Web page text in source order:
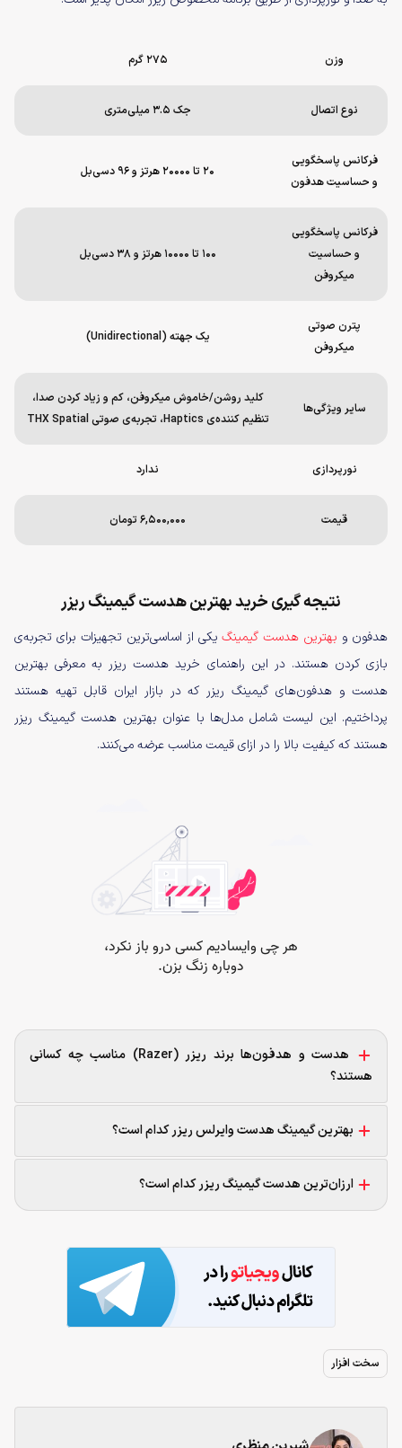
وزن ۲۷۵ گرم
نوع اتصال جک ۳.۵ میلی‌متری
فرکانس پاسخگویی
و حساسیت هدفون
۲۰ تا ۲۰۰۰۰ هرتز و ۹۶ دسی‌بل
فرکانس پاسخگویی
و حساسیت
میکروفن
۱۰۰ تا ۱۰۰۰۰ هرتز و ۳۸ دسی‌بل
پترن صوتی
میکروفن
یک جهته (Unidirectional)
سایر ویژگی‌ها
کلید روشن/خاموش میکروفن، کم و زیاد کردن صدا،
تنظیم کننده‌ی Haptics، تجربه‌ی صوتی THX Spatial
نورپردازی ندارد
قیمت ۶,۵۰۰,۰۰۰ تومان
نتیجه گیری خرید بهترین هدست گیمینگ ریزر
هدفون و بهترین هدست گیمینگیکی از اساسی‌ترین تجهیزات برای تجربه‌ی
بازی کردن هستند. در این راهنمای خرید هدست ریزر به معرفی بهترین
هدست و هدفون‌های گیمینگ ریزر که در بازار ایران قابل تهیه هستند
پرداختیم. این لیست شامل مدل‌ها با عنوان بهترین هدست‌ گیمینگ ریزر
هستند که کیفیت بالا را در ازای قیمت مناسب عرضه می‌کنند.
هدست و هدفون‌ها برند ریزر (Razer) مناسب چه کسانی
هستند؟
بهترین گیمینگ هدست وایرلس ریزر کدام است؟
ارزان‌ترین هدست گیمینگ ریزر کدام است؟
سخت افزار